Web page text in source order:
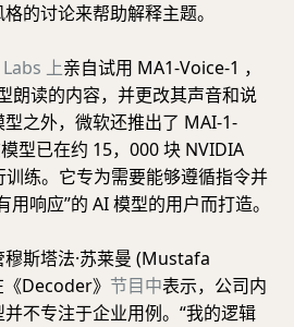
的讨论来帮助解释主题。
上亲自试用 MA1-Voice-1 ，
朗读的内容，并更改其声音和说
之外，微软还推出了 MAI-1-
型已在约 15，000 块 NVIDIA
训练。它专为需要能够遵循指令并
用响应”的 AI 模型的用户而打造。
斯塔法·苏莱曼 (Mustafa
Decoder》 节目中表示，公司内
不专注于企业用例。“我的逻辑